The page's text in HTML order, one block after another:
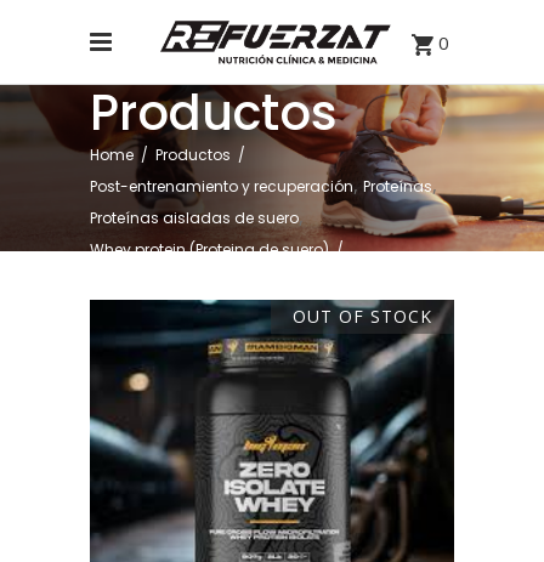
0
Productos
Home / Productos /
Post-entrenamiento y recuperación, Proteínas,
Proteínas aisladas de suero,
Whey protein (Proteina de suero)/
OUT OF STOCK